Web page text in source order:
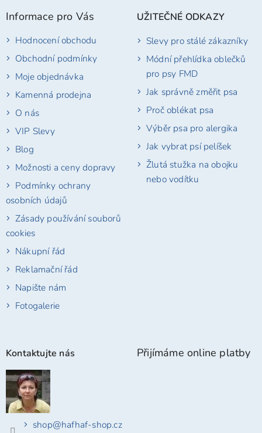
Informace pro Vás
Hodnocení obchodu
Obchodní podmínky
Moje objednávka
Kamenná prodejna
O nás
VIP Slevy
Blog
Možnosti a ceny dopravy
Podmínky ochrany
osobních údajů
Zásady používání souborů
cookies
Nákupní řád
Reklamační řád
Napište nám
Fotogalerie
UŽITEČNÉ ODKAZY
Slevy pro stálé zákazníky
Módní přehlídka oblečků
pro psy FMD
Jak správně změřit psa
Proč oblékat psa
Výběr psa pro alergika
Jak vybrat psí pelíšek
Žlutá stužka na obojku
nebo vodítku
Kontaktujte nás
shop@hafhaf-shop.cz
Přijímáme online platby